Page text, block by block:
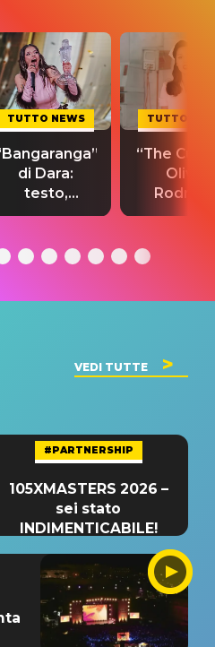
TUTTO NEWS
di Dara:
testo,
traduzione e
del singolo
TUTTO
“The
Olivia
testo,
VEDI TUTTE
#PARTNERSHIP
105XMASTERS 2026 –
sei stato
INDIMENTICABILE!